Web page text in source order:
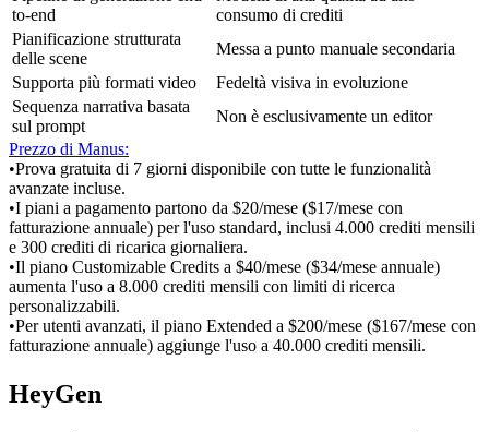
to-end
consumo di crediti
Pianificazione strutturata
delle scene
Messa a punto manuale secondaria
Supporta più formati video
Fedeltà visiva in evoluzione
Sequenza narrativa basata
sul prompt
Non è esclusivamente un editor
Prezzo di Manus:
•Prova gratuita di 7 giorni disponibile con tutte le funzionalità
avanzate incluse.
•I piani a pagamento partono da $20/mese ($17/mese con
fatturazione annuale) per l'uso standard, inclusi 4.000 crediti mensili
e 300 crediti di ricarica giornaliera.
•Il piano Customizable Credits a $40/mese ($34/mese annuale)
aumenta l'uso a 8.000 crediti mensili con limiti di ricerca
personalizzabili.
•Per utenti avanzati, il piano Extended a $200/mese ($167/mese con
fatturazione annuale) aggiunge l'uso a 40.000 crediti mensili.
HeyGen